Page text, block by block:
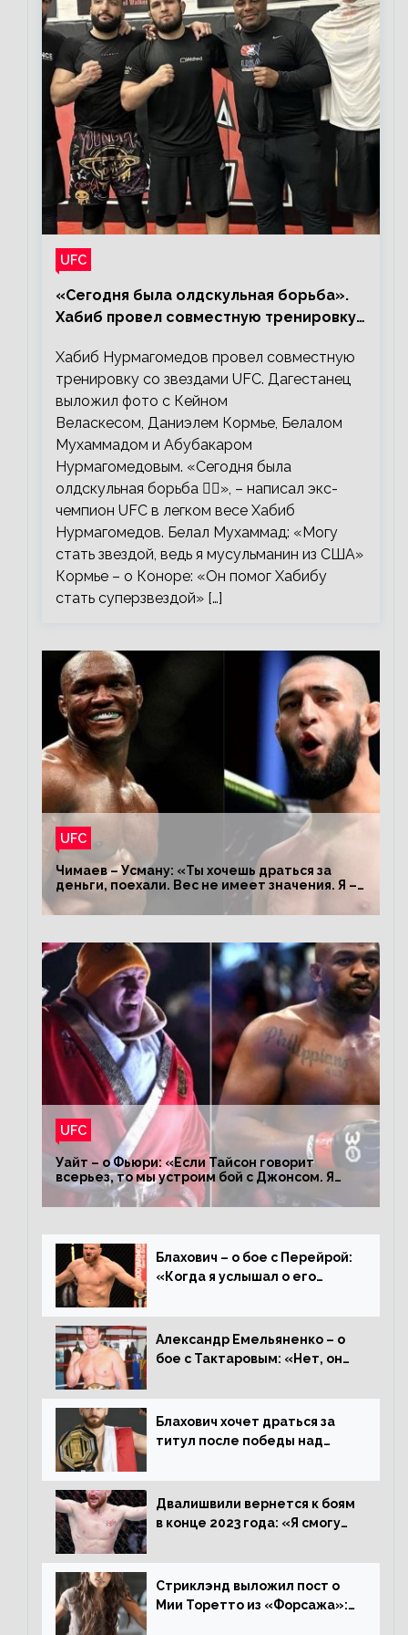
UFC
«Сегодня была олдскульная борьба».
Хабиб провел совместную тренировку
Хабиб Нурмагомедов провел совместную
тренировку со звездами UFC. Дагестанец
выложил фото с Кейном
Веласкесом, Даниэлем Кормье, Белалом
Мухаммадом и Абубакаром
Нурмагомедовым. «Сегодня была
олдскульная борьба 🤼‍♂️», – написал экс-
чемпион UFC в легком весе Хабиб
Нурмагомедов. Белал Мухаммад: «Могу
стать звездой, ведь я мусульманин из США»
Кормье – о Коноре: «Он помог Хабибу
стать суперзвездой» […]
UFC
Чимаев – Усману: «Ты хочешь драться за
деньги, поехали. Вес не имеет значения. Я –
король»
UFC
Уайт – о Фьюри: «Если Тайсон говорит
всерьез, то мы устроим бой с Джонсом. Я
заставил Флойда Мейвезера драться с
Конором»
Блахович – о бое с Перейрой:
«Когда я услышал о его
драться с ним»
Александр Емельяненко – о
бое с Тактаровым: «Нет, он
Блахович хочет драться за
титул после победы над
увезти пояс в Польшу»
Двалишвили вернется к боям
в конце 2023 года: «Я смогу
Стриклэнд выложил пост о
Мии Торетто из «Форсажа»: